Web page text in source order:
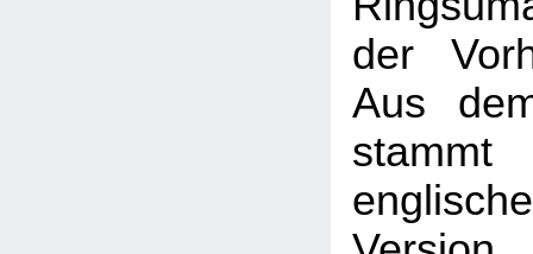
der
Aus
englische